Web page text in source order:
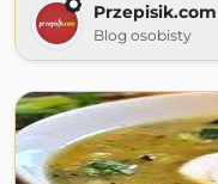
Przepisik.com
Blog osobisty